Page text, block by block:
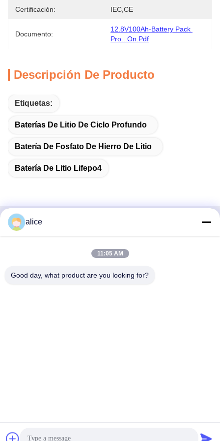
Certificación: IEC,CE
Documento:
12.8V100Ah-Battery Pack
Pro...on.pdf
Descripción De Producto
Etiquetas:
Baterías De Litio De Ciclo Profundo
Batería De Fosfato De Hierro De Litio
Batería De Litio Lifepo4
Contacto Rápido
Zona de Alta Tecnología, Ciudad de Zaozhuang, Shandong,
alice
11:05 AM
Good day, what product are you looking for?